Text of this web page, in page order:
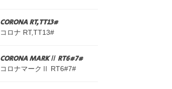
CORONA RT,TT13#
コロナ RT,TT13#
CORONA MARKⅡ RT6#7#
コロナマークⅡ RT6#7#